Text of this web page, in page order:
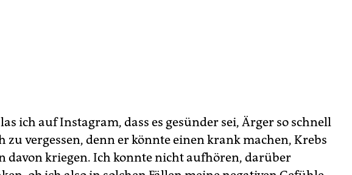
ich auf Instagram, dass es gesünder sei, Ärger so schnell
zu vergessen, denn er könnte einen krank machen, Krebs
davon kriegen. Ich konnte nicht aufhören, darüber